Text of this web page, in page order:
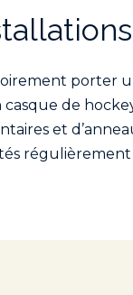
porter
de
et
régulièrement